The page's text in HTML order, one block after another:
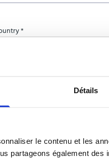
Détails
le contenu et les
partageons également
*
*